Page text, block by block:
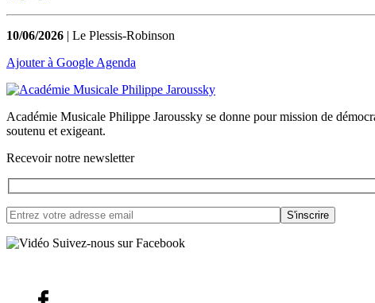
10/06/2026 | Le Plessis-Robinson
Ajouter à Google Agenda
Académie Musicale Philippe Jaroussky se donne pour mission de
soutenu et exigeant.
Recevoir notre newsletter
Suivez-nous sur Facebook